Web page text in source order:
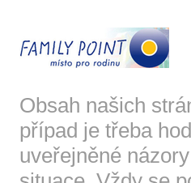
Obsah našich
případ je třeba
uveřejněné